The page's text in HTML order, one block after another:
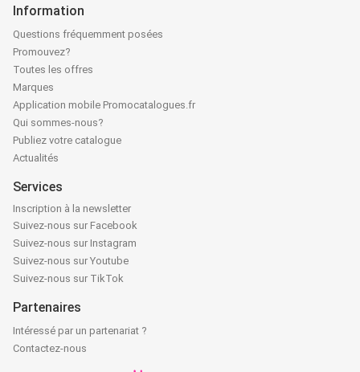
Information
Questions fréquemment posées
Promouvez?
Toutes les offres
Marques
Application mobile Promocatalogues.fr
Qui sommes-nous?
Publiez votre catalogue
Actualités
Services
Inscription à la newsletter
Suivez-nous sur Facebook
Suivez-nous sur Instagram
Suivez-nous sur Youtube
Suivez-nous sur TikTok
Partenaires
Intéressé par un partenariat ?
Contactez-nous